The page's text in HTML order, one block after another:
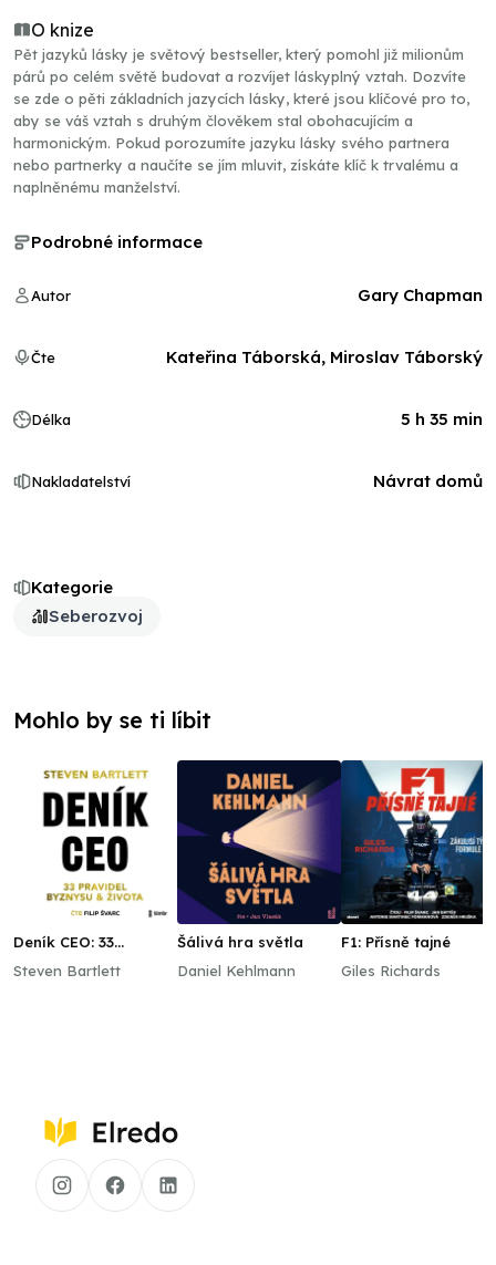
O knize
Pět jazyků lásky je světový bestseller, který pomohl již milionům
párů po celém světě budovat a rozvíjet láskyplný vztah. Dozvíte
se zde o pěti základních jazycích lásky, které jsou klíčové pro to,
aby se váš vztah s druhým člověkem stal obohacujícím a
harmonickým. Pokud porozumíte jazyku lásky svého partnera
nebo partnerky a naučíte se jím mluvit, získáte klíč k trvalému a
naplněnému manželství.
Kategorie
Seberozvoj
Podrobné informace
Autor Gary Chapman
Čte Kateřina Táborská, Miroslav Táborský
Délka 5 h 35 min
Nakladatelství Návrat domů
Mohlo by se ti líbit
Deník CEO: 33
života
Steven Bartlett
Šálivá hra světla
Daniel Kehlmann
F1: Přísně tajné
Giles Richards